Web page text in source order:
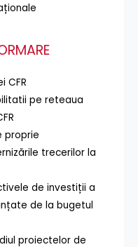
CFR
pe reteaua
proprie
trecerilor la
de investiții a
de la bugetul
proiectelor de